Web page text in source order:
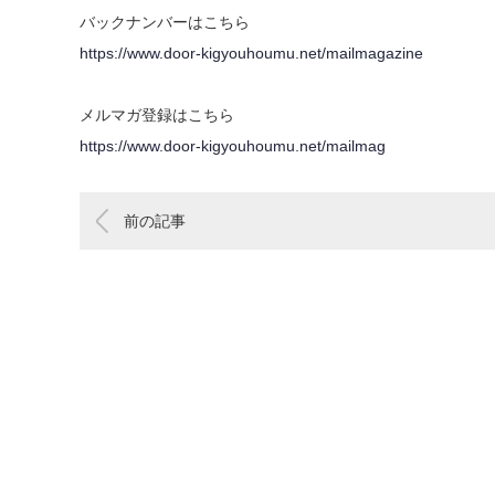
バックナンバーはこちら
https://www.door-kigyouhoumu.net/mailmagazine
メルマガ登録はこちら
https://www.door-kigyouhoumu.net/mailmag
前の記事